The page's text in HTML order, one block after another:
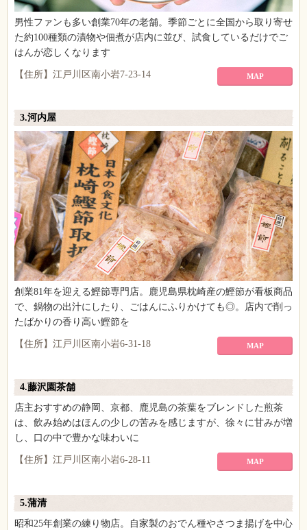
男性ファンも多い創業70年の老舗。季節ごとに全国から取り寄せ
た約100種類の漬物や佃煮が店内に並び、試食しているだけでご
はんが恋しくなります
【住所】江戸川区南小岩7-23-14 MAP
3.河内屋
創業81年を迎える鰹節専門店。鹿児島県枕崎産の鰹節が看板商品
で、鍋物の出汁にしたり、ごはんにふりかけても◎。店内で削っ
たばかりの香り高い鰹節を
【住所】江戸川区南小岩6-31-18 MAP
4.藤沢園茶舗
店主おすすめの静岡、京都、鹿児島の茶葉をブレンドした煎茶
は、飲み始めはほんの少しの苦みを感じますが、徐々に甘みが増
し、口の中で豊かな味わいに
【住所】江戸川区南小岩6-28-11 MAP
5.蒲清
昭和25年創業の練り物店。自家製のおでん種やさつま揚げを中心